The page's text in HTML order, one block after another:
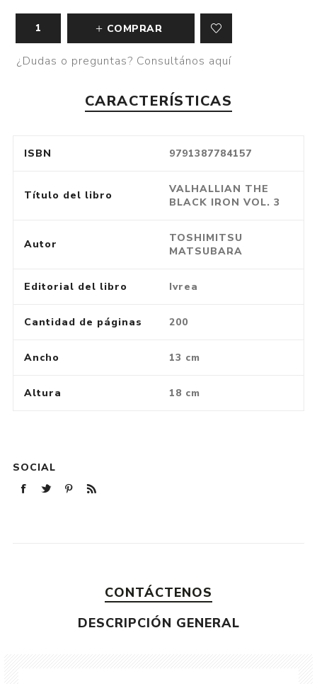
COMPRAR
¿Dudas o preguntas? Consultános aquí
CARACTERÍSTICAS
ISBN 9791387784157
Título del libro
VALHALLIAN THE
BLACK IRON VOL. 3
Autor
TOSHIMITSU
MATSUBARA
Editorial del libro Ivrea
Cantidad de páginas 200
Ancho 13 cm
Altura 18 cm
SOCIAL
CONTÁCTENOS
DESCRIPCIÓN GENERAL